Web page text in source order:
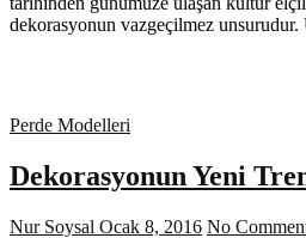
dekorasyonun vazgeçilmez
Perde Modelleri
Dekorasyonun Yeni
Nur Soysal Ocak 8, 2016 No